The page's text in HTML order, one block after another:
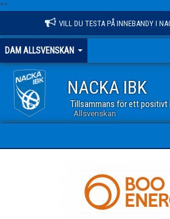
""
VILL DU TESTA PÅ INNEBANDY I
DAM ALLSVENSKAN
NACKA IBK
Tillsammans för ett positivt
Allsvenskan